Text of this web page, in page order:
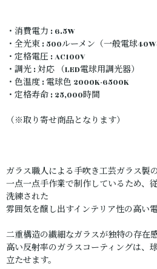
・消費電力 : 6.5W
・全光束 : 500ルーメン（一般電球40W
・定格電圧 : AC100V
・調光 : 対応 （LED電球用調光器）
・色温度 : 電球色 2000K-6500K
・定格寿命 : 25,000時間
（※取り寄せ商品となります）
ガラス職人による手吹き工芸ガラス製
一点一点手作業で制作しているため、
洗練された
雰囲気を醸し出すインテリア性の高い電
二重構造の繊細なガラスが独特の存在感
高い反射率のガラスコーティングは、
立たせます。